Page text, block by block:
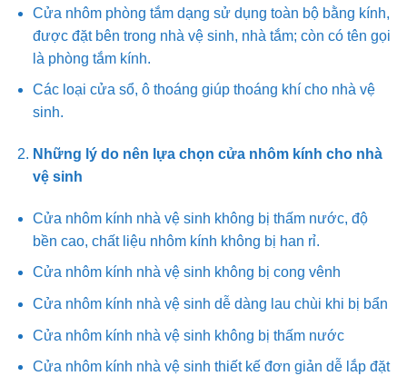
Cửa nhôm phòng tắm dạng sử dụng toàn bộ bằng kính,
được đặt bên trong nhà vệ sinh, nhà tắm; còn có tên gọi
là phòng tắm kính.
Các loại cửa sổ, ô thoáng giúp thoáng khí cho nhà vệ
sinh.
Những lý do nên lựa chọn cửa nhôm kính cho nhà
vệ sinh
Cửa nhôm kính nhà vệ sinh không bị thấm nước, độ
bền cao, chất liệu nhôm kính không bị han rỉ.
Cửa nhôm kính nhà vệ sinh không bị cong vênh
Cửa nhôm kính nhà vệ sinh dễ dàng lau chùi khi bị bẩn
Cửa nhôm kính nhà vệ sinh không bị thấm nước
Cửa nhôm kính nhà vệ sinh thiết kế đơn giản dễ lắp đặt